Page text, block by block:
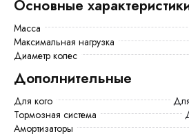
Основные
Масса
Максимальная нагрузка
Диаметр колес
Дополнительные
Для кого
Тормозная система
Амортизаторы